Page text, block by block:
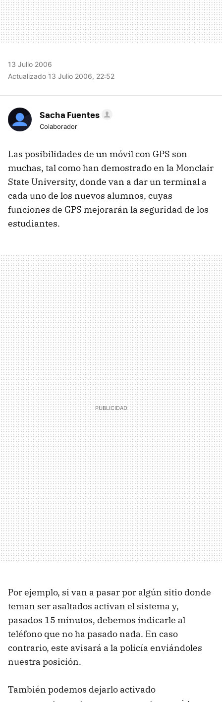
13 Julio 2006
Actualizado 13 Julio 2006, 22:52
Sacha Fuentes
Colaborador
Las posibilidades de un móvil con GPS son
muchas, tal como han demostrado en la Monclair
State University, donde van a dar un terminal a
cada uno de los nuevos alumnos, cuyas
funciones de GPS mejorarán la seguridad de los
estudiantes.
Por ejemplo, si van a pasar por algún sitio donde
teman ser asaltados activan el sistema y,
pasados 15 minutos, debemos indicarle al
teléfono que no ha pasado nada. En caso
contrario, este avisará a la policía enviándoles
nuestra posición.
También podemos dejarlo activado